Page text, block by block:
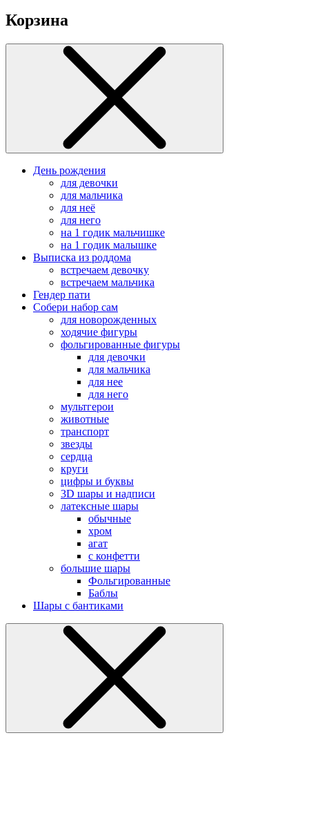
Корзина
День рождения
для девочки
для мальчика
для неё
для него
на 1 годик мальчишке
на 1 годик малышке
Выписка из роддома
встречаем девочку
встречаем мальчика
Гендер пати
Собери набор сам
для новорожденных
ходячие фигуры
фольгированные фигуры
для девочки
для мальчика
для нее
для него
мультгерои
животные
транспорт
звезды
сердца
круги
цифры и буквы
3D шары и надписи
латексные шары
обычные
хром
агат
с конфетти
большие шары
Фольгированные
Баблы
Шары с бантиками